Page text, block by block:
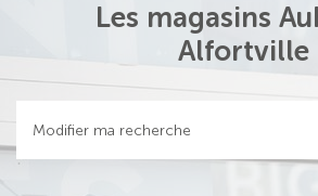
Les magasins
Alfortville
Modifier ma recherche